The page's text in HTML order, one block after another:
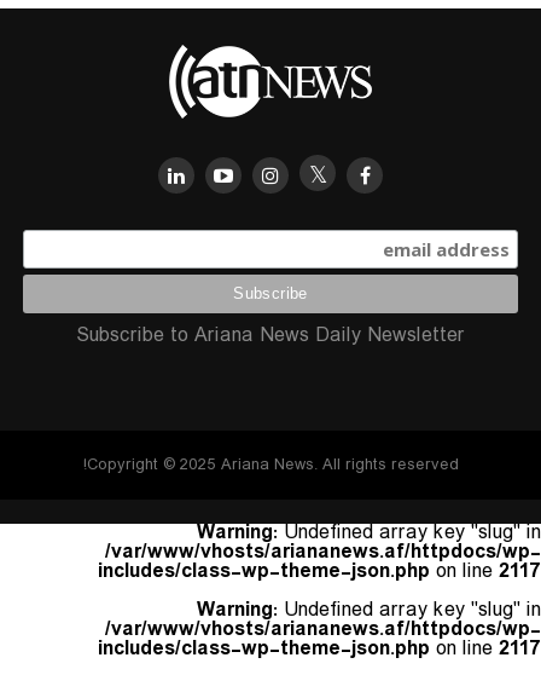
Subscribe to Ariana News Daily Newsletter
Copyright © 2025 Ariana News. All rights reserved!
Warning: Undefined array key "slug" in
/var/www/vhosts/ariananews.af/httpdocs/wp-
includes/class-wp-theme-json.php on line2117
Warning: Undefined array key "slug" in
/var/www/vhosts/ariananews.af/httpdocs/wp-
includes/class-wp-theme-json.php on line2117